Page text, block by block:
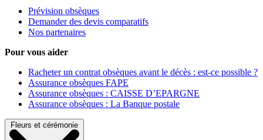
Prévision obsèques
Demander des devis comparatifs
Nos partenaires
Pour vous aider
Racheter un contrat obsèques avant le décès : est-ce possible ?
Assurance obsèques FAPE
Assurance obsèques : CAISSE D’EPARGNE
Assurance obsèques : La Banque postale
Fleurs et cérémonie